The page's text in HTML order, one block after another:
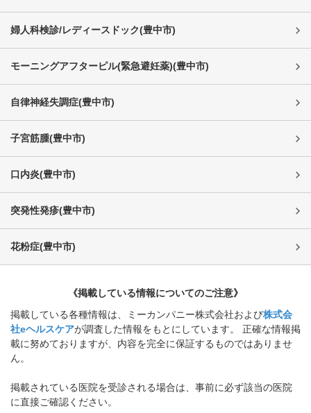
婦人科検診/レディースドック(豊中市)
モーニングアフターピル(緊急避妊薬)(豊中市)
自律神経失調症(豊中市)
子宮筋腫(豊中市)
口内炎(豊中市)
突発性発疹(豊中市)
花粉症(豊中市)
《掲載している情報についてのご注意》
掲載している各種情報は、ミーカンパニー株式会社および株式会
社eヘルスケアが調査した情報をもとにしています。 正確な情報掲
載に努めておりますが、内容を完全に保証するものではありませ
ん。
掲載されている医院を受診される場合は、事前に必ず該当の医院
に直接ご確認ください。